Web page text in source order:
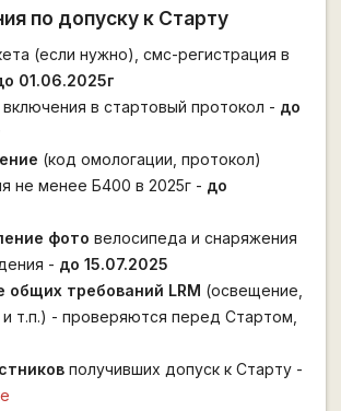
по допуску к Старту
(если нужно), смс-регистрация в
01.06.2025г
в стартовый протокол - до
(код омологации, протокол)
не менее Б400 в 2025г - до
фото велосипеда и снаряжения
- до 15.07.2025
общих требований LRM (освещение,
т.п.) - проверяются перед Стартом,
получивших допуск к Старту -